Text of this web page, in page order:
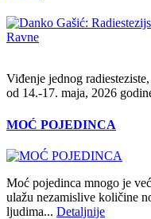
Bosanske
Viđenje jednog
od 14.-17. maja, 2026
MOĆ POJEDINCA
Moć pojedinca mnogo je
ulažu nezamislive količine
ljudima... Detaljnije